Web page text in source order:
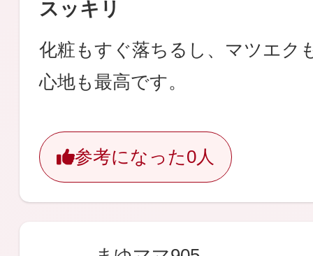
スッキリ
化粧もすぐ落ちるし、マツエク
心地も最高です。
参考になった0人